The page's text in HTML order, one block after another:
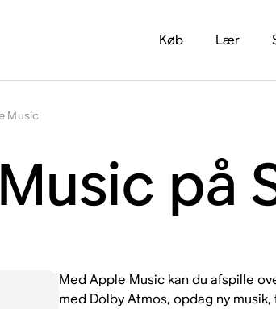
Køb Lær
Music
på
Med Apple Music kan du afspille
med Dolby Atmos, opdag ny